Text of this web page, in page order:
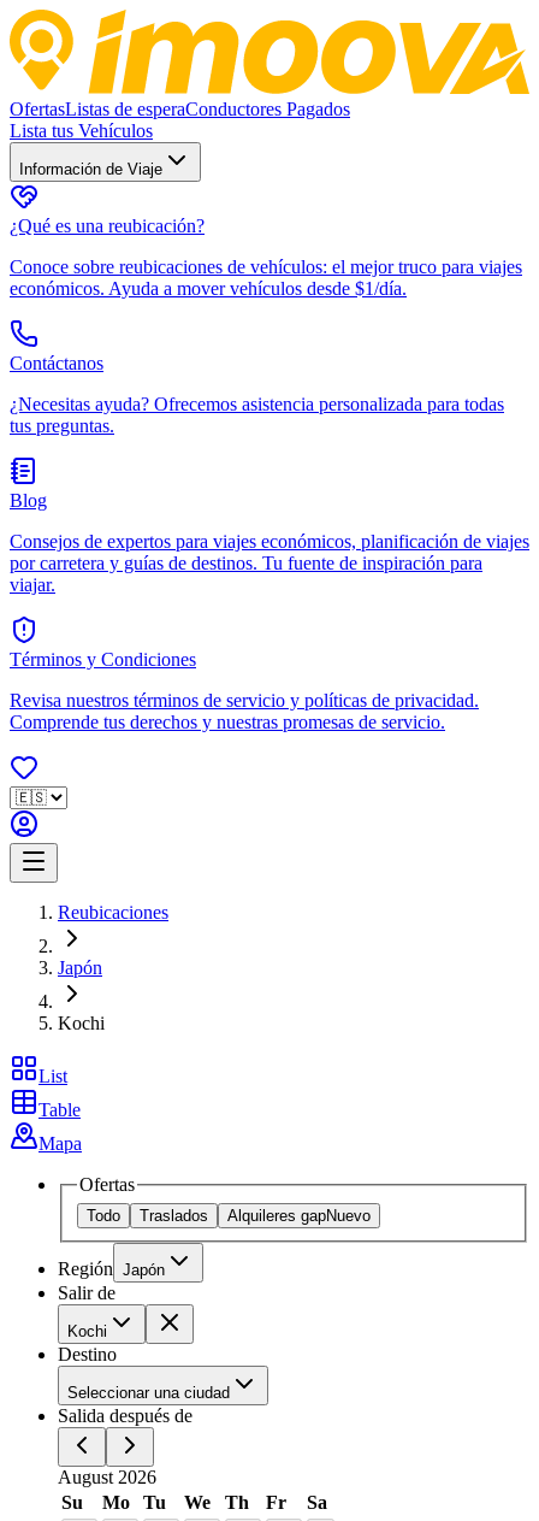
OfertasListas de esperaConductores Pagados
Lista tus Vehículos
Información de Viaje
¿Qué es una reubicación?
Conoce sobre reubicaciones de vehículos: el mejor truco para viajes
económicos. Ayuda a mover vehículos desde $1/día.
Contáctanos
¿Necesitas ayuda? Ofrecemos asistencia personalizada para todas
tus preguntas.
Blog
Consejos de expertos para viajes económicos, planificación de viajes
por carretera y guías de destinos. Tu fuente de inspiración para
viajar.
Términos y Condiciones
Revisa nuestros términos de servicio y políticas de privacidad.
Comprende tus derechos y nuestras promesas de servicio.
Reubicaciones
Japón
Kochi
List
Table
Mapa
Ofertas
Todo Traslados Alquileres gapNuevo
Región Japón
Salir de
Kochi
Destino
Seleccionar una ciudad
Salida después de
August 2026
Su
Mo Tu We Th Fr Sa